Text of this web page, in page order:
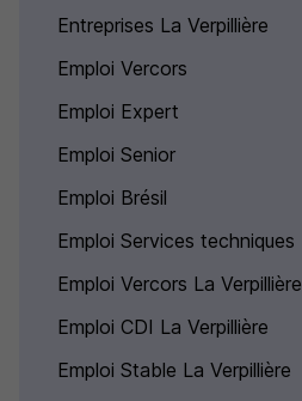
Entreprises La Verpillière
Emploi Vercors
Emploi Expert
Emploi Senior
Emploi Brésil
Emploi Services techniques
Emploi Vercors La Verpillière
Emploi CDI La Verpillière
Emploi Stable La Verpillière